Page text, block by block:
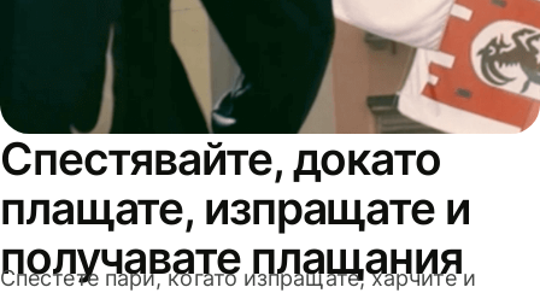
Спестявайте, докато
плащате, изпращате и
получавате плащания
Спестете пари, когато изпращате, харчите и